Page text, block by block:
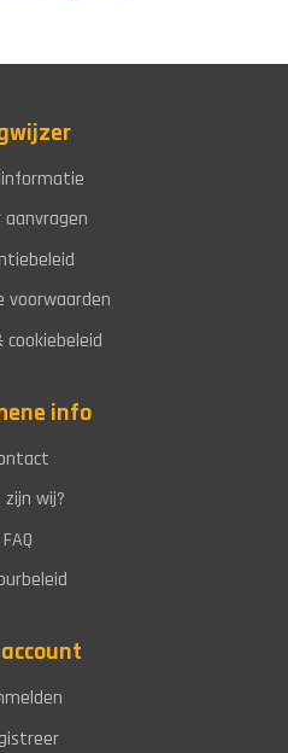
aanvragen
voorwaarden
cookiebeleid
info
zijn wij?
FAQ